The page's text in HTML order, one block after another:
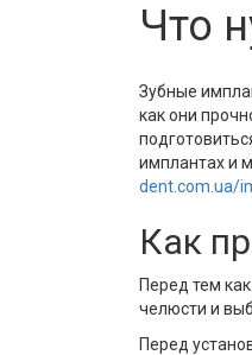
Что
Зубные
как они
имплантах и
dent.com.ua/
Как
Перед тем
челюсти и
Перед